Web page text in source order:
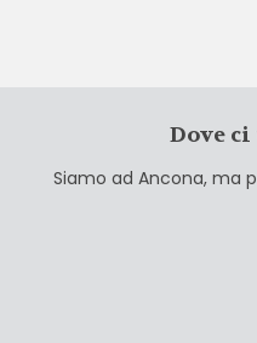
Dove
Siamo ad Ancona, ma